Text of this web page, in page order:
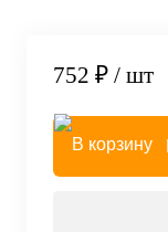
752 ₽ / шт